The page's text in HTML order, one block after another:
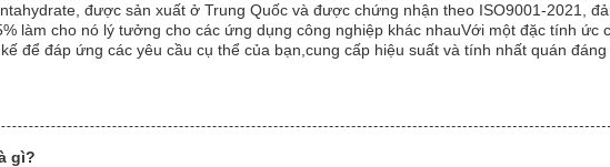
được sản xuất ở Trung Quốc và được chứng nhận theo ISO9001-2021,
làm cho nó lý tưởng cho các ứng dụng công nghiệp khác nhauVới một đặc tính ức
để đáp ứng các yêu cầu cụ thể của bạn,cung cấp hiệu suất và tính nhất quán đáng
gì?